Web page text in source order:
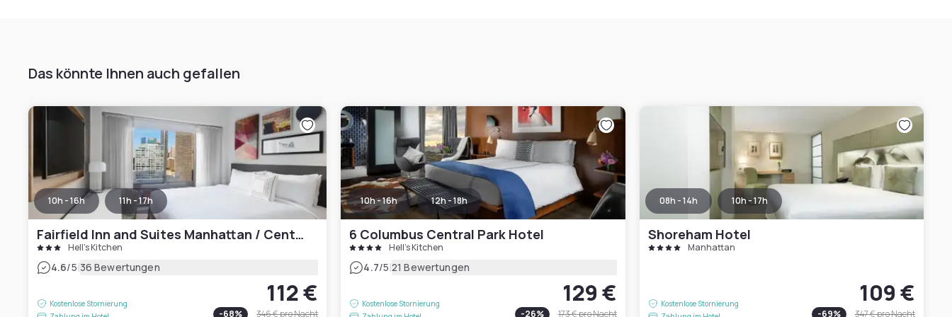
Das könnte Ihnen auch gefallen
10h - 16h 11h - 17h
Fairfield Inn and Suites Manhattan / Central Park
Hell's Kitchen
4.6/5|36 Bewertungen
Kostenlose Stornierung
112 €
-68% 346 €pro Nacht
10h - 16h 12h - 18h
6 Columbus Central Park Hotel
Hell's Kitchen
4.7/5|21 Bewertungen
Kostenlose Stornierung
129 €
-26% 173 €pro Nacht
08h - 14h 10h - 17h
Shoreham Hotel
Manhattan
Kostenlose Stornierung
109 €
-69% 347 €pro Nacht